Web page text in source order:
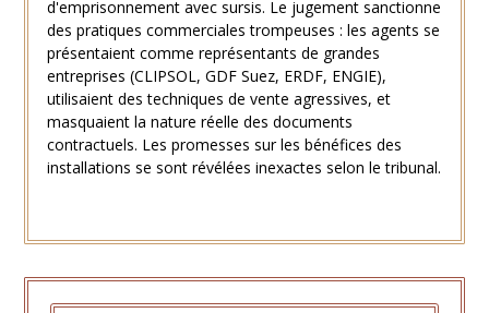
d'emprisonnement avec sursis. Le jugement sanctionne
des pratiques commerciales trompeuses : les agents se
présentaient comme représentants de grandes
entreprises (CLIPSOL, GDF Suez, ERDF, ENGIE),
utilisaient des techniques de vente agressives, et
masquaient la nature réelle des documents
contractuels. Les promesses sur les bénéfices des
installations se sont révélées inexactes selon le tribunal.